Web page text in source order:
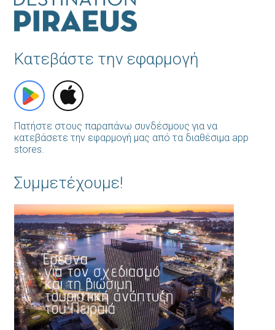
Κατεβάστε την εφαρμογή
Πατήστε στους παραπάνω συνδέσμους για να
κατεβάσετε την εφαρμογή μας από τα διαθέσιμα app
stores.
Συμμετέχουμε!